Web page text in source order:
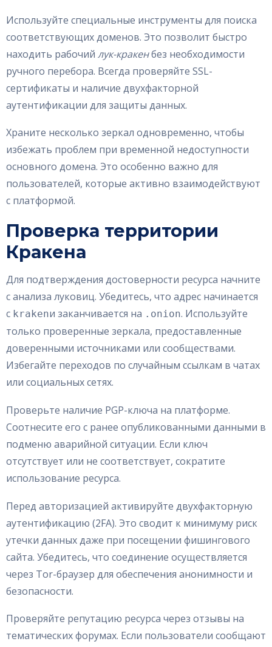
Используйте специальные инструменты для поиска
соответствующих доменов. Это позволит быстро
находить рабочий лук-кракенбез необходимости
ручного перебора. Всегда проверяйте SSL-
сертификаты и наличие двухфакторной
аутентификации для защиты данных.
Храните несколько зеркал одновременно, чтобы
избежать проблем при временной недоступности
основного домена. Это особенно важно для
пользователей, которые активно взаимодействуют
с платформой.
Проверка территории
Кракена
Для подтверждения достоверности ресурса начните
с анализа луковиц. Убедитесь, что адрес начинается
с krakenи заканчивается на .onion. Используйте
только проверенные зеркала, предоставленные
доверенными источниками или сообществами.
Избегайте переходов по случайным ссылкам в чатах
или социальных сетях.
Проверьте наличие PGP-ключа на платформе.
Соотнесите его с ранее опубликованными данными в
подменю аварийной ситуации. Если ключ
отсутствует или не соответствует, сократите
использование ресурса.
Перед авторизацией активируйте двухфакторную
аутентификацию (2FA). Это сводит к минимуму риск
утечки данных даже при посещении фишингового
сайта. Убедитесь, что соединение осуществляется
через Tor-браузер для обеспечения анонимности и
безопасности.
Проверяйте репутацию ресурса через отзывы на
тематических форумах. Если пользователи сообщают